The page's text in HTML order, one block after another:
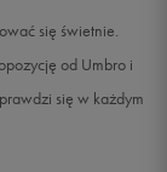
się świetnie.
od Umbro i
się w każdym